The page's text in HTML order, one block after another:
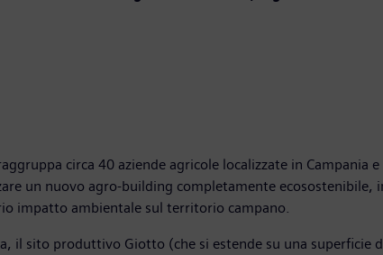
circa 40 aziende agricole localizzate in Campania
un nuovo agro-building completamente
impatto ambientale sul territorio campano.
il sito produttivo Giotto (che si estende su una superficie